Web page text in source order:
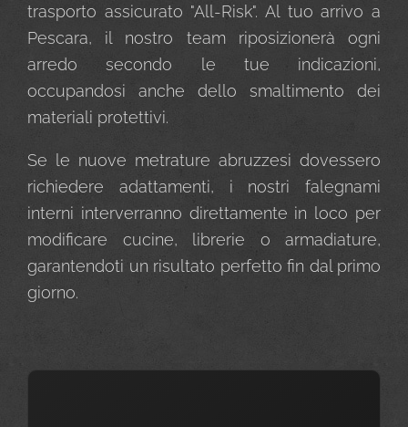
trasporto assicurato "All-Risk". Al tuo arrivo a
Pescara, il nostro team riposizionerà ogni
arredo secondo le tue indicazioni,
occupandosi anche dello smaltimento dei
materiali protettivi.
Se le nuove metrature abruzzesi dovessero
richiedere adattamenti, i nostri falegnami
interni interverranno direttamente in loco per
modificare cucine, librerie o armadiature,
garantendoti un risultato perfetto fin dal primo
giorno.